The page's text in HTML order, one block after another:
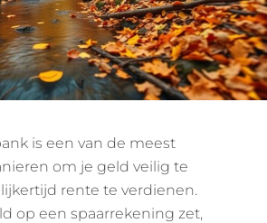
is een van de meest
om je geld veilig te
rente te verdienen.
op een spaarrekening zet,